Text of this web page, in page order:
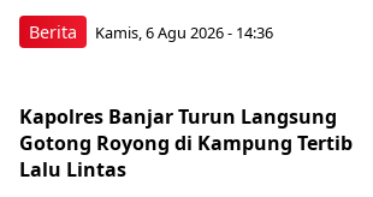
Berita Kamis, 6 Agu 2026 - 14:36
Kapolres Banjar Turun Langsung
Gotong Royong di Kampung Tertib
Lalu Lintas